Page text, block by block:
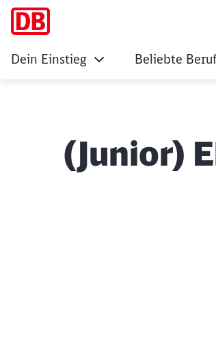
Dein Einstieg Beliebte
(Junior)